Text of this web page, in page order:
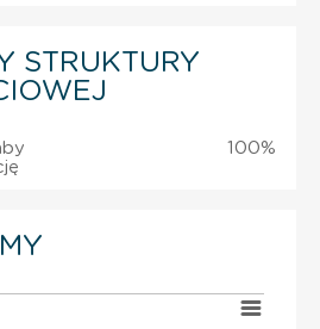
STRUKTURY
100%